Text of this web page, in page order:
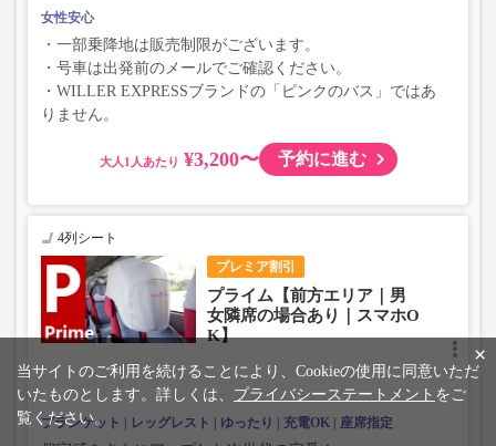
女性安心
・一部乗降地は販売制限がございます。
・号車は出発前のメールでご確認ください。
・WILLER EXPRESSブランドの「ピンクのバス」ではあ
りません。
大人 ¥3,200〜 予約に進む
プレミア割引
4列シート
プライム【前方エリア｜男
女隣席の場合あり｜スマホO
K】
ブランケット レッグレスト ゆったり 充電OK 座席指定
×
当サイトのご利用を続けることにより、Cookieの使用に同意いただ
いたものとします。詳しくは、 プライバシーステートメント をご
覧ください。